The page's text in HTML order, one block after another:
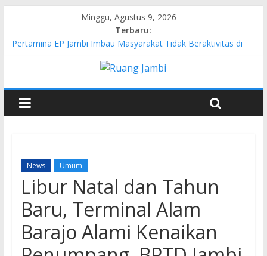
Minggu, Agustus 9, 2026
Terbaru:
Pertamina EP Jambi Imbau Masyarakat Tidak Beraktivitas di
Kasus Brigadir EWS: 4 Anggota Polisi Tersangka Resmi
Hj. Hesti Haris Dorong Lahirnya Wirausaha Muda Melalui
Pelatihan Batik Kontemporer PKW
Perguruan Tinggi ke-16 se-Indonesia di UNJA
News Umum
Libur Natal dan Tahun
Baru, Terminal Alam
Barajo Alami Kenaikan